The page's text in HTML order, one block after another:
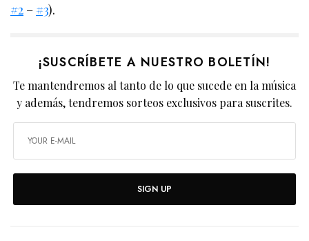
#2 – #3).
¡SUSCRÍBETE A NUESTRO BOLETÍN!
Te mantendremos al tanto de lo que sucede en la música
y además, tendremos sorteos exclusivos para suscrites.
SIGN UP